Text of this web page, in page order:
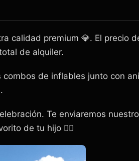
calidad premium 💎. El precio
de alquiler.
de inflables junto con
Te enviaremos
de tu hijo 🦸‍♀️